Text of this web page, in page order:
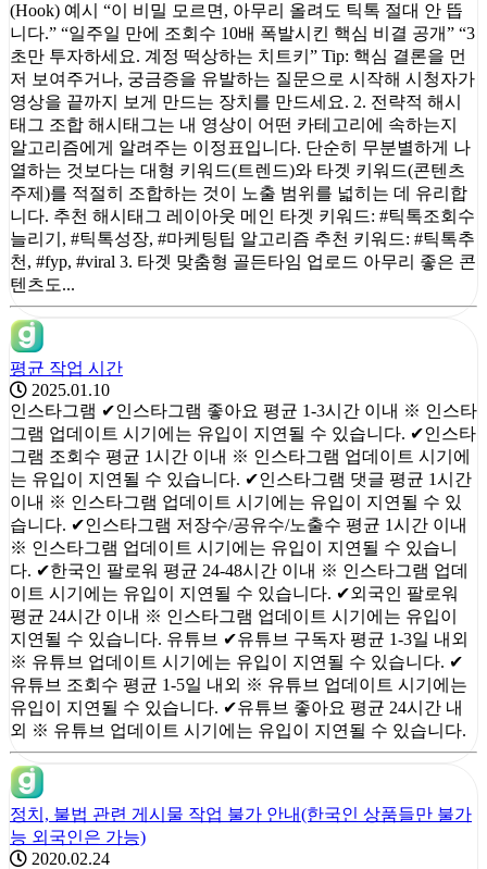
(Hook) 예시 “이 비밀 모르면, 아무리 올려도 틱톡 절대 안 뜹
니다.” “일주일 만에 조회수 10배 폭발시킨 핵심 비결 공개” “3
초만 투자하세요. 계정 떡상하는 치트키” Tip: 핵심 결론을 먼
저 보여주거나, 궁금증을 유발하는 질문으로 시작해 시청자가
영상을 끝까지 보게 만드는 장치를 만드세요. 2. 전략적 해시
태그 조합 해시태그는 내 영상이 어떤 카테고리에 속하는지
알고리즘에게 알려주는 이정표입니다. 단순히 무분별하게 나
열하는 것보다는 대형 키워드(트렌드)와 타겟 키워드(콘텐츠
주제)를 적절히 조합하는 것이 노출 범위를 넓히는 데 유리합
니다. 추천 해시태그 레이아웃 메인 타겟 키워드: #틱톡조회수
늘리기, #틱톡성장, #마케팅팁 알고리즘 추천 키워드: #틱톡추
천, #fyp, #viral 3. 타겟 맞춤형 골든타임 업로드 아무리 좋은 콘
텐츠도...
평균 작업 시간
2025.01.10
인스타그램 ✔인스타그램 좋아요 평균 1-3시간 이내 ※ 인스타
그램 업데이트 시기에는 유입이 지연될 수 있습니다. ✔인스타
그램 조회수 평균 1시간 이내 ※ 인스타그램 업데이트 시기에
는 유입이 지연될 수 있습니다. ✔인스타그램 댓글 평균 1시간
이내 ※ 인스타그램 업데이트 시기에는 유입이 지연될 수 있
습니다. ✔인스타그램 저장수/공유수/노출수 평균 1시간 이내
※ 인스타그램 업데이트 시기에는 유입이 지연될 수 있습니
다. ✔한국인 팔로워 평균 24-48시간 이내 ※ 인스타그램 업데
이트 시기에는 유입이 지연될 수 있습니다. ✔외국인 팔로워
평균 24시간 이내 ※ 인스타그램 업데이트 시기에는 유입이
지연될 수 있습니다. 유튜브 ✔유튜브 구독자 평균 1-3일 내외
※ 유튜브 업데이트 시기에는 유입이 지연될 수 있습니다. ✔
유튜브 조회수 평균 1-5일 내외 ※ 유튜브 업데이트 시기에는
유입이 지연될 수 있습니다. ✔유튜브 좋아요 평균 24시간 내
외 ※ 유튜브 업데이트 시기에는 유입이 지연될 수 있습니다.
정치, 불법 관련 게시물 작업 불가 안내(한국인 상품들만 불가
능 외국인은 가능)
2020.02.24